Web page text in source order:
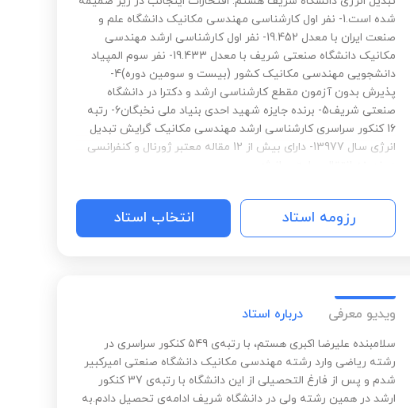
شده است.1- نفر اول کارشناسی مهندسی مکانیک دانشگاه علم و
صنعت ایران با معدل 19.452- نفر اول کارشناسی ارشد مهندسی
مکانیک دانشگاه صنعتی شریف با معدل 19.433- نفر سوم المپیاد
دانشجویی مهندسی مکانیک کشور (بیست و سومین دوره)4-
پذیرش بدون آزمون مقطع کارشناسی ارشد و دکترا در دانشگاه
صنعتی شریف5- برنده جایزه شهید احدی بنیاد ملی نخبگان6- رتبه
16 کنکور سراسری کارشناسی ارشد مهندسی مکانیک گرایش تبدیل
انرژی سال 13977- دارای بیش از 12 مقاله معتبر ژورنال و کنفرانسی
رزومه استاد انتخاب استاد
ویدیو معرفی درباره استاد
سلامبنده علیرضا اکبری هستم، با رتبه‌ی 549 کنکور سراسری در
رشته ریاضی وارد رشته مهندسی مکانیک دانشگاه صنعتی امیرکبیر
شدم و پس از فارغ التحصیلی از این دانشگاه با رتبه‌ی 37 کنکور
ارشد در همین رشته ولی در دانشگاه شریف ادامه‌ی تحصیل دادم.به